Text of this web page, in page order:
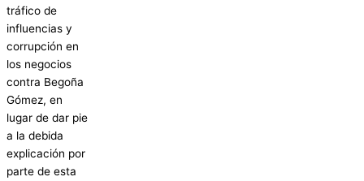
tráfico de
influencias y
corrupción en
los negocios
contra Begoña
Gómez, en
lugar de dar pie
a la debida
explicación por
parte de esta